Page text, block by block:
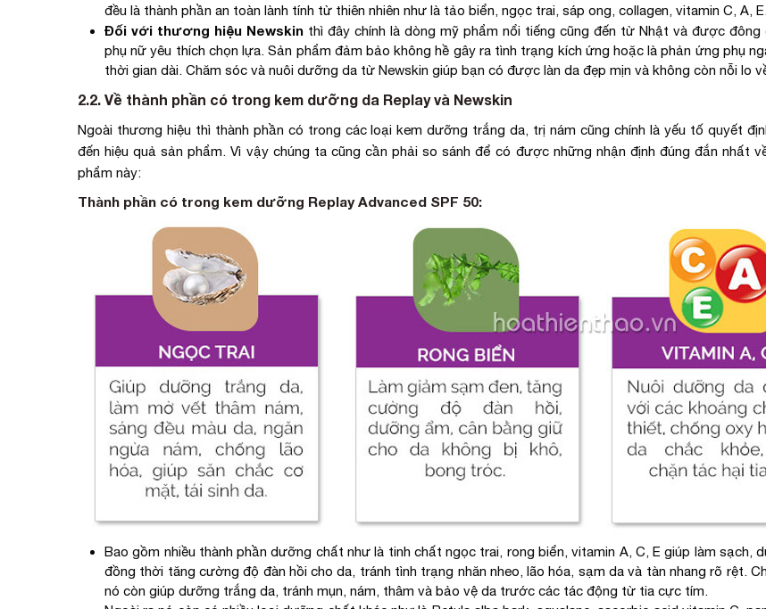
đều là thành phần an toàn lành tính từ thiên nhiên như là tảo biển, ngọc trai, sáp ong, collagen, vitamin C, A,
Đối với thương hiệu Newskin thì đây chính là dòng mỹ phẩm nổi tiếng cũng đến từ Nhật và được đông
phụ nữ yêu thích chọn lựa. Sản phẩm đảm bảo không hề gây ra tình trạng kích ứng hoặc là phản ứng phụ
thời gian dài. Chăm sóc và nuôi dưỡng da từ Newskin giúp bạn có được làn da đẹp mịn và không còn nỗi lo
2.2. Về thành phần có trong kem dưỡng da Replay và Newskin
Ngoài thương hiệu thì thành phần có trong các loại kem dưỡng trắng da, trị nám cũng chính là yếu tố quyết
đến hiệu quả sản phẩm. Vì vậy chúng ta cũng cần phải so sánh để có được những nhận định đúng đắn nhất
phẩm này:
Thành phần có trong kem dưỡng Replay Advanced SPF 50:
Bao gồm nhiều thành phần dưỡng chất như là tinh chất ngọc trai, rong biển, vitamin A, C, E giúp làm sạch,
đồng thời tăng cường độ đàn hồi cho da, tránh tình trạng nhăn nheo, lão hóa, sạm da và tàn nhang rõ rệt.
nó còn giúp dưỡng trắng da, tránh mụn, nám, thâm và bảo vệ da trước các tác động từ tia cực tím.